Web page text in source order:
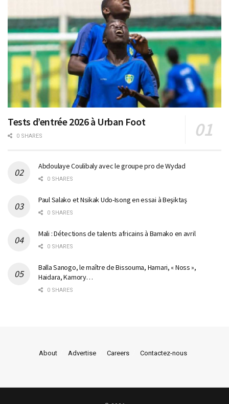
Tests d’entrée 2026 à Urban Foot
0 SHARES
Abdoulaye Coulibaly avec le groupe pro de Wydad
0 SHARES
Paul Salako et Nsikak Udo-Isong en essai à Beşiktaş
0 SHARES
Mali : Détections de talents africains à Bamako en avril
0 SHARES
Balla Sanogo, le maître de Bissouma, Hamari, « Noss »,
Haidara, Kamory…
0 SHARES
About Advertise Careers Contactez-nous